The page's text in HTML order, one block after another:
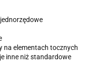
na elementach tocznych
inne niż standardowe